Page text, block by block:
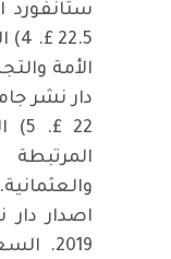
الأمة
22
المرتبطة
اصدار